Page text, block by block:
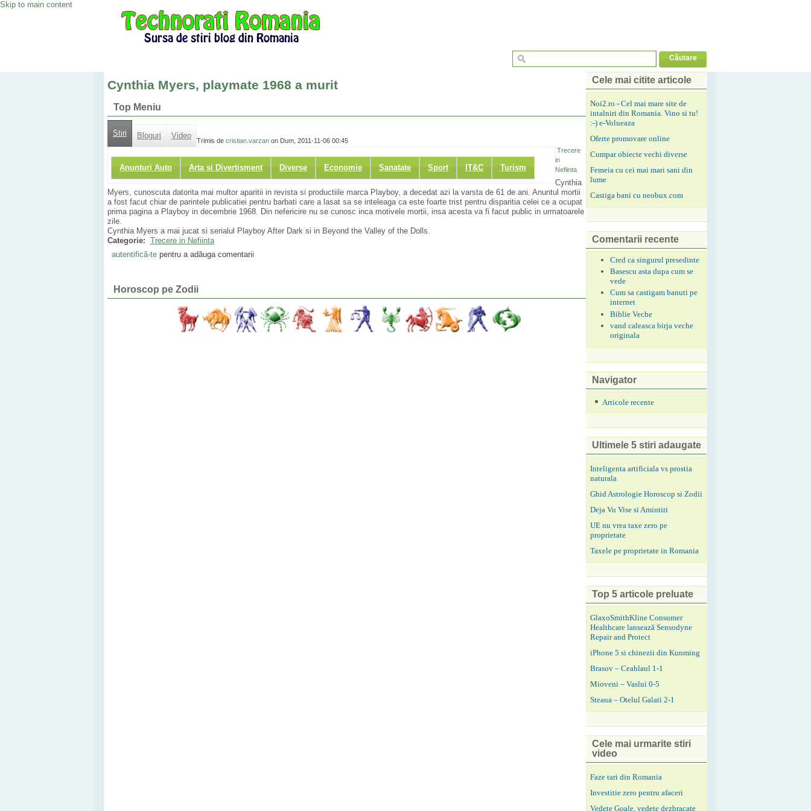
Skip to main content
Cynthia Myers, playmate 1968 a murit
Top Meniu
Stiri Bloguri Video
Anunturi Auto Arta si Divertisment Diverse Economie Sanatate Sport IT&C Turism
Trimis de cristian.varzan on Dum, 2011-11-06 00:45
Trecere
in
Nefiinta
Cynthia
Myers, cunoscuta datorita mai multor aparitii in revista si productiile marca Playboy, a decedat azi la varsta de 61 de ani. Anuntul mortii
a fost facut chiar de parintele publicatiei pentru barbati care a lasat sa se inteleaga ca este foarte trist pentru disparitia celei ce a ocupat
prima pagina a Playboy in decembrie 1968. Din nefericire nu se cunosc inca motivele mortii, insa acesta va fi facut public in urmatoarele
zile.
Cynthia Myers a mai jucat si serialul Playboy After Dark si in Beyond the Valley of the Dolls.
Categorie: Trecere in Nefiinta
autentifică-tepentru a adăuga comentarii
Horoscop pe Zodii
Cele mai citite articole
Noi2.ro - Cel mai mare site de
intalniri din Romania. Vino si tu!
:-) e-Volueaza
Oferte promovare online
Cumpar obiecte vechi diverse
Femeia cu cei mai mari sani din
lume
Castiga bani cu neobux.com
Comentarii recente
Cred ca singurul presedinte
Basescu asta dupa cum se
vede
Cum sa castigam banuti pe
internet
Biblie Veche
vand caleasca birja veche
originala
Navigator
Articole recente
Ultimele 5 stiri adaugate
Inteligenta artificiala vs prostia
naturala
Ghid Astrologie Horoscop si Zodii
Deja Vu Vise si Amintiri
UE nu vrea taxe zero pe
proprietate
Taxele pe proprietate in Romania
Top 5 articole preluate
GlaxoSmithKline Consumer
Healthcare lansează Sensodyne
Repair and Protect
iPhone 5 si chinezii din Kunming
Brasov – Ceahlaul 1-1
Mioveni – Vaslui 0-5
Steaua – Otelul Galati 2-1
Cele mai urmarite stiri
video
Faze tari din Romania
Investitie zero pentru afaceri
Vedete Goale, vedete dezbracate